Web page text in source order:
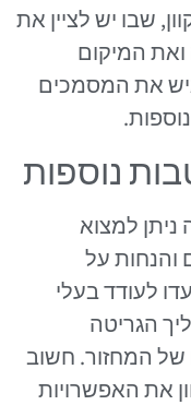
שבו יש לציין את
המיקום
את המסמכים
נוספות
למצוא
והנחות על
לעודד בעלי
הגריטה
של המחזור. חשוב
את האפשרויות